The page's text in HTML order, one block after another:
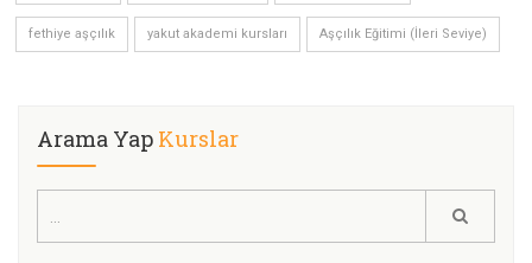
fethiye aşçılık yakut akademi kursları Aşçılık Eğitimi (İleri Seviye)
Arama Yap Kurslar